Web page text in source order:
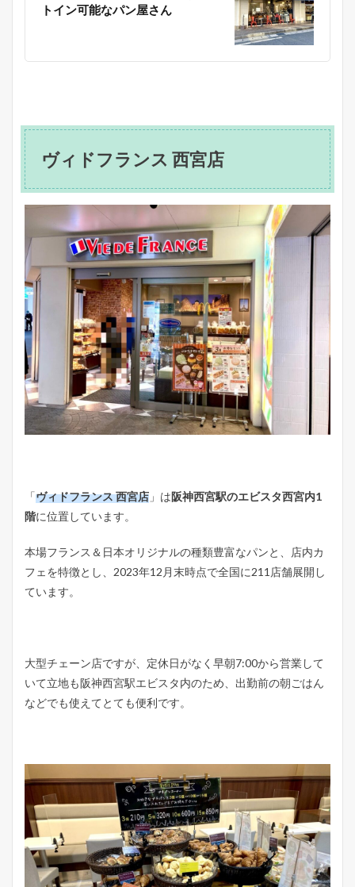
トイン可能なパン屋さん
ヴィドフランス 西宮店
「ヴィドフランス 西宮店 」は阪神西宮駅のエビスタ西宮内1
階に位置しています。
本場フランス＆日本オリジナルの種類豊富なパンと、店内カ
フェを特徴とし、2023年12⽉末時点で全国に211店舗展開し
ています。
大型チェーン店ですが、定休日がなく早朝7:00から営業して
いて立地も阪神西宮駅エビスタ内のため、出勤前の朝ごはん
などでも使えてとても便利です。